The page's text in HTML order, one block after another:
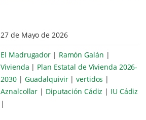
27 de Mayo de 2026
El Madrugador | Ramón Galán |
Vivienda | Plan Estatal de Vivienda 2026-
2030| Guadalquivir|vertidos |
Aznalcollar | Diputación Cádiz | IU Cádiz
|